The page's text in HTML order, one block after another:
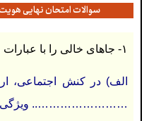
سوالات امتحان نهایی هویت
۱- جاهای خالی را با عبارات مناسب پر کنید
الف) در كنش اجتماعی،
…………………….. ویژگی ها